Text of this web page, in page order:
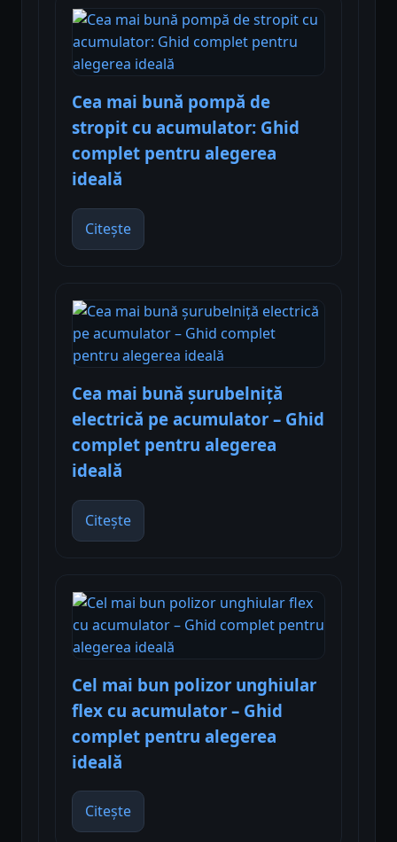
Cea mai bună pompă de
stropit cu acumulator: Ghid
complet pentru alegerea
ideală
Citește
Cea mai bună șurubelniță
electrică pe acumulator – Ghid
complet pentru alegerea
ideală
Citește
Cel mai bun polizor unghiular
flex cu acumulator – Ghid
complet pentru alegerea
ideală
Citește